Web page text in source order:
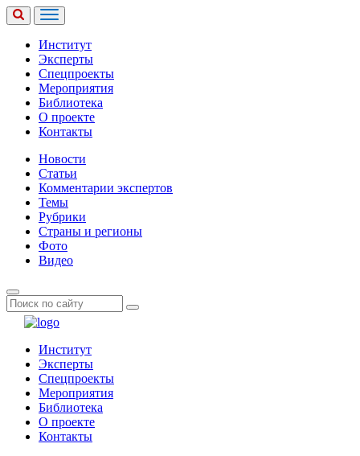
Институт
Эксперты
Спецпроекты
Мероприятия
Библиотека
О проекте
Контакты
Новости
Статьи
Комментарии экспертов
Темы
Рубрики
Страны и регионы
Фото
Видео
Институт
Эксперты
Спецпроекты
Мероприятия
Библиотека
О проекте
Контакты